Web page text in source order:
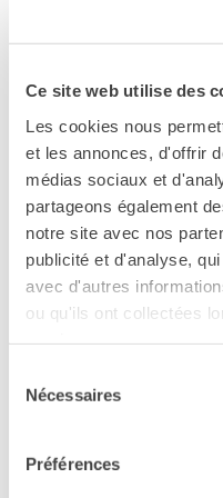
Ce site web utilise des
Les cookies nous
et les annonces, d'offrir
médias sociaux et
partageons également
notre site avec nos
publicité et d'analyse,
avec d'autres
ou qu'ils ont collectées
Nécessaires
Préférences
YEP -
CHI
Contatti
Lavorare
Appalti
d'appalto
19
Vedere la mappa
Nell’ambito
19
Roma -
Dibattito in presenza
francese e lingua
Jean-François Delfraissy